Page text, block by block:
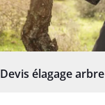
Devis élagage arbre